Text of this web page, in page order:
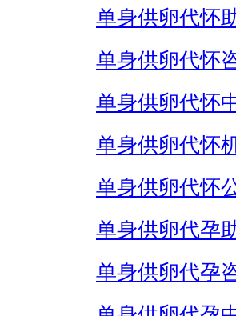
单身供卵代怀
单身供卵代怀
单身供卵代怀
单身供卵代怀
单身供卵代怀
单身供卵代孕
单身供卵代孕